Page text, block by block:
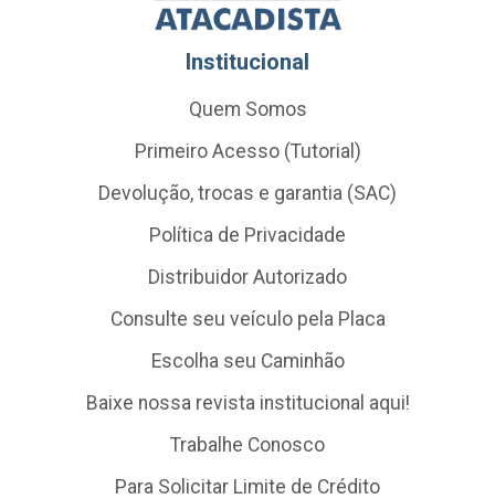
Institucional
Quem Somos
Primeiro Acesso (Tutorial)
Devolução, trocas e garantia (SAC)
Política de Privacidade
Distribuidor Autorizado
Consulte seu veículo pela Placa
Escolha seu Caminhão
Baixe nossa revista institucional aqui!
Trabalhe Conosco
Para Solicitar Limite de Crédito